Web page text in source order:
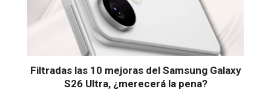
Filtradas las 10 mejoras del Samsung Galaxy
S26 Ultra, ¿merecerá la pena?